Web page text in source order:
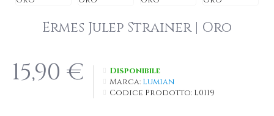
Ermes Julep Strainer | Oro
15,90 €
Disponibile
Marca: Lumian
Codice Prodotto: L0119